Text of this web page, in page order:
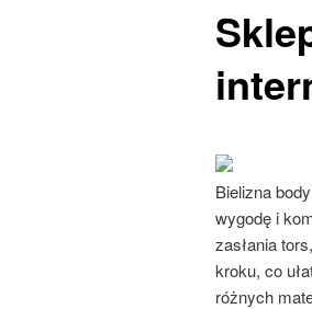
Bielizna
wygodę i
zasłania
kroku, co
różnych